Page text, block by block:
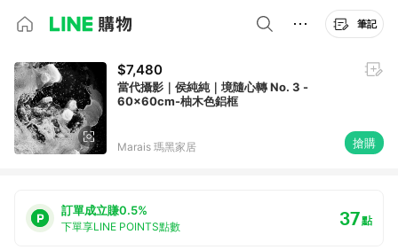
筆記
$7,480
當代攝影｜侯純純｜境隨心轉 No. 3 -
60x60cm-柚木色鋁框
Marais 瑪黑家居 搶購
訂單成立賺0.5%
下單享LINE POINTS點數 37點